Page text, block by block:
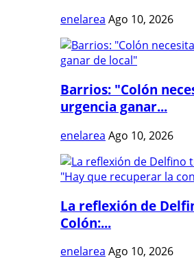
enelarea Ago 10, 2026
Barrios: "Colón
urgencia ganar...
enelarea Ago 10, 2026
La reflexión de
Colón:...
enelarea Ago 10, 2026